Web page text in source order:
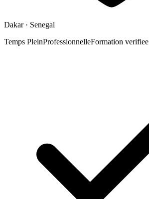
Dakar· Senegal
Temps PleinProfessionnelleFormation verifiee